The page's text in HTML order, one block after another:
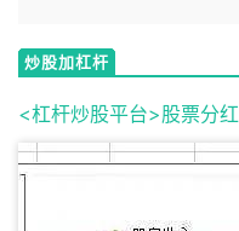
炒股加杠杆
<杠杆炒股平台>股票分红